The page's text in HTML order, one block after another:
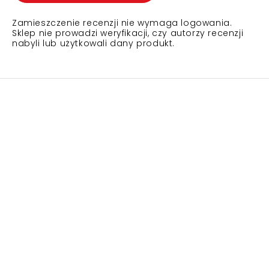
Zamieszczenie recenzji nie wymaga logowania.
Sklep nie prowadzi weryfikacji, czy autorzy recenzji
nabyli lub użytkowali dany produkt.